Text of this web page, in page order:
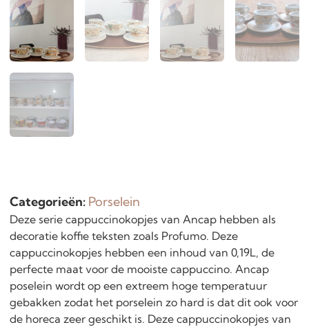
Categorieën: Porselein
Deze serie cappuccinokopjes van Ancap hebben als
decoratie koffie teksten zoals Profumo. Deze
cappuccinokopjes hebben een inhoud van 0,19L, de
perfecte maat voor de mooiste cappuccino. Ancap
poselein wordt op een extreem hoge temperatuur
gebakken zodat het porselein zo hard is dat dit ook voor
de horeca zeer geschikt is. Deze cappuccinokopjes van